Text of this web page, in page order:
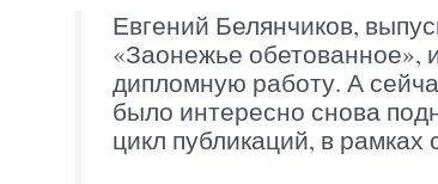
Евгений Белянчиков,
«Заонежье обетованное»,
дипломную работу. А
было интересно снова
цикл публикаций, в